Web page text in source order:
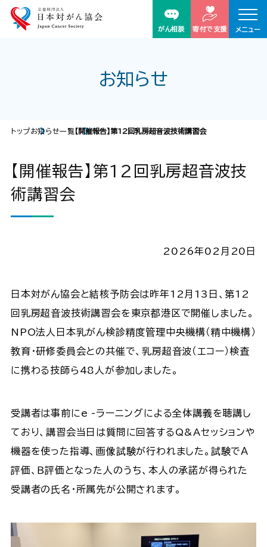
がん相談 寄付で支援 メニュー
お知らせ
トップお知らせ一覧 【開催報告】第12回乳房超音波技術講習会
【開催報告】第12回乳房超音波技
術講習会
2026年02月20日
日本対がん協会と結核予防会は昨年12月13日、第12
回乳房超音波技術講習会を東京都港区で開催しました。
NPO法人日本乳がん検診精度管理中央機構（精中機構）
教育・研修委員会との共催で、乳房超音波（エコー）検査
に携わる技師ら48人が参加しました。
受講者は事前にe -ラーニングによる全体講義を聴講し
ており、講習会当日は質問に回答するQ&Aセッションや
機器を使った指導、画像試験が行われました。試験でＡ
評価、Ｂ評価となった人のうち、本人の承諾が得られた
受講者の氏名・所属先が公開されます。